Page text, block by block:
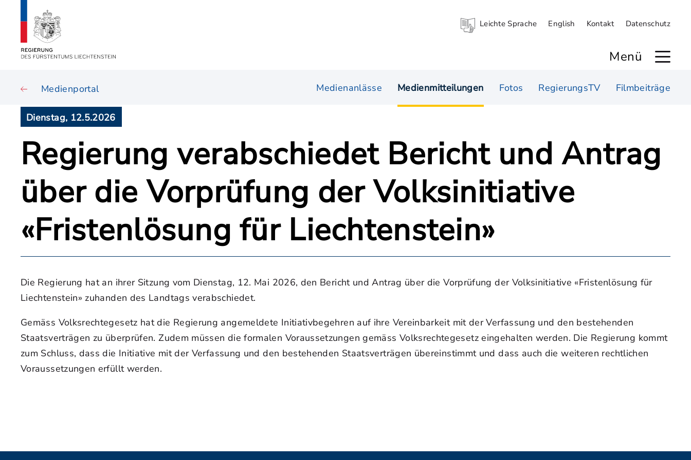
Leichte Sprache English Kontakt Datenschutz
Menü
Medienportal Medienanlässe Medienmitteilungen Fotos RegierungsTV Filmbeiträge
Dienstag, 12.5.2026
Regierung verabschiedet Bericht und Antrag
über die Vorprüfung der Volksinitiative
«Fristenlösung für Liechtenstein»
Die Regierung hat an ihrer Sitzung vom Dienstag, 12. Mai 2026, den Bericht und Antrag über die Vorprüfung der Volksinitiative «Fristenlösung für
Liechtenstein» zuhanden des Landtags verabschiedet.
Gemäss Volksrechtegesetz hat die Regierung angemeldete Initiativbegehren auf ihre Vereinbarkeit mit der Verfassung und den bestehenden
Staatsverträgen zu überprüfen. Zudem müssen die formalen Voraussetzungen gemäss Volksrechtegesetz eingehalten werden. Die Regierung kommt
zum Schluss, dass die Initiative mit der Verfassung und den bestehenden Staatsverträgen übereinstimmt und dass auch die weiteren rechtlichen
Voraussetzungen erfüllt werden.